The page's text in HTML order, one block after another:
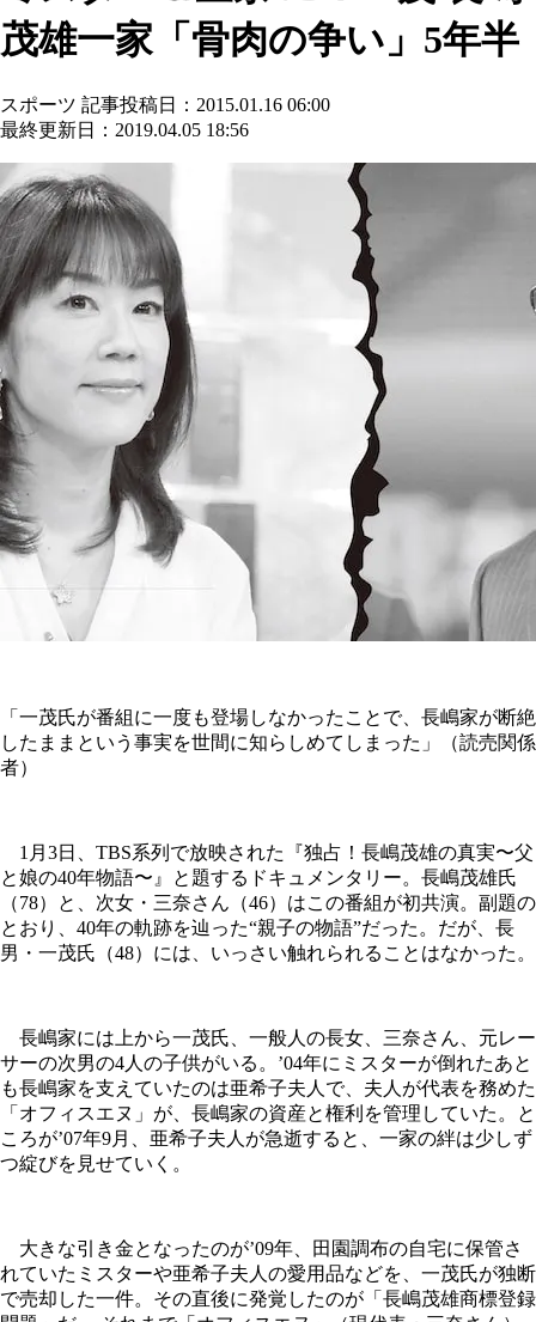
茂雄一家「骨肉の争い」5年半
スポーツ 記事投稿日：2015.01.16 06:00
最終更新日：2019.04.05 18:56
「一茂氏が番組に一度も登場しなかったことで、長嶋家が断絶
したままという事実を世間に知らしめてしまった」（読売関係
者）
1月3日、TBS系列で放映された『独占！長嶋茂雄の真実〜父
と娘の40年物語〜』と題するドキュメンタリー。長嶋茂雄氏
（78）と、次女・三奈さん（46）はこの番組が初共演。副題の
とおり、40年の軌跡を辿った“親子の物語”だった。だが、長
男・一茂氏（48）には、いっさい触れられることはなかった。
長嶋家には上から一茂氏、一般人の長女、三奈さん、元レー
サーの次男の4人の子供がいる。’04年にミスターが倒れたあと
も長嶋家を支えていたのは亜希子夫人で、夫人が代表を務めた
「オフィスエヌ」が、長嶋家の資産と権利を管理していた。と
ころが’07年9月、亜希子夫人が急逝すると、一家の絆は少しず
つ綻びを見せていく。
大きな引き金となったのが’09年、田園調布の自宅に保管さ
れていたミスターや亜希子夫人の愛用品などを、一茂氏が独断
で売却した一件。その直後に発覚したのが「長嶋茂雄商標登録